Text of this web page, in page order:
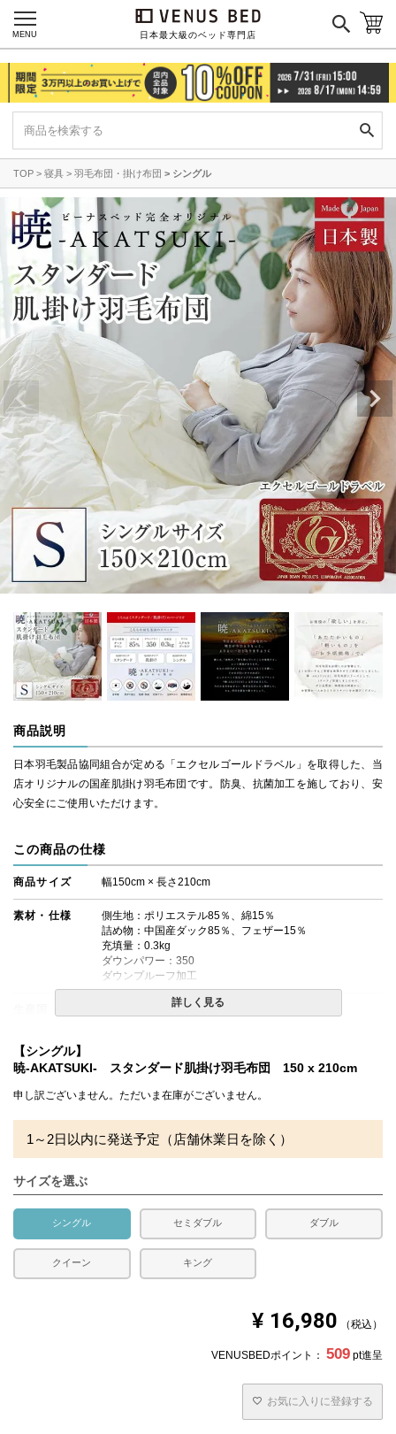
日本最大級のベッド専門店
MENU
TOP 寝具 羽毛布団・掛け布団 シングル
商品説明
日本羽毛製品協同組合が定める「エクセルゴールドラベル」を取得した、当
店オリジナルの国産肌掛け羽毛布団です。防臭、抗菌加工を施しており、安
心安全にご使用いただけます。
この商品の仕様
商品サイズ 幅150cm × 長さ210cm
素材・仕様
側生地：ポリエステル85％、綿15％
詰め物：中国産ダック85％、フェザー15％
充填量：0.3kg
ダウンパワー：350
ダウンプルーフ加工
送料
備考
・配送日指定OK！
※北海道・沖縄・離島等一部地域へのお届けは別途送料が
合があります。
※できる限り実際の色を再現するよう心がけております
え、表示に従ってお洗濯いただきますようお願いいたしま
す。
詳しく見る
【シングル】
暁-AKATSUKI- スタンダード肌掛け羽毛布団 150 x 210cm
申し訳ございません。ただいま在庫がございません。
1～2日以内に発送予定（店舗休業日を除く）
サイズを選ぶ
シングル セミダブル ダブル
クイーン キング
¥ 16,980 税込
VENUSBEDポイント： 509 pt進呈
お気に入りに登録する